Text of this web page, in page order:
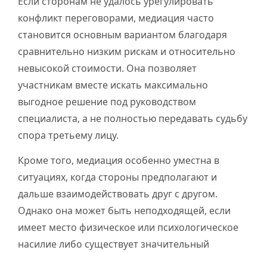
конфликт переговорами, медиация часто
становится основным вариантом благодаря
сравнительно низким рискам и относительно
невысокой стоимости. Она позволяет
участникам вместе искать максимально
выгодное решение под руководством
специалиста, а не полностью передавать судьбу
спора третьему лицу.
Кроме того, медиация особенно уместна в
ситуациях, когда стороны предполагают и
дальше взаимодействовать друг с другом.
Однако она может быть неподходящей, если
имеет место физическое или психологическое
насилие либо существует значительный